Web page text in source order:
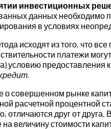
инвестиционных
данных необходимо
в условиях
исходят из того, что
платежи
условию предоставления
совершенном рынке
расчетной процентной
отличаются друг от
величину стоимости